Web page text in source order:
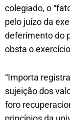
colegiado, o
pelo juízo da
deferimento do
obsta o
“Importa
sujeição dos
foro